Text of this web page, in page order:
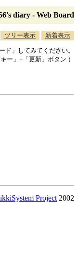
diary - Web Board
ツリー表示 新着表示
」してみてください。
ー」+「更新」ボタン ）
Project 2002